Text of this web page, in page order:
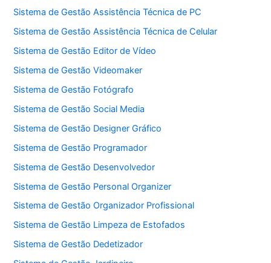
Sistema de Gestão Assistência Técnica de PC
Sistema de Gestão Assistência Técnica de Celular
Sistema de Gestão Editor de Vídeo
Sistema de Gestão Videomaker
Sistema de Gestão Fotógrafo
Sistema de Gestão Social Media
Sistema de Gestão Designer Gráfico
Sistema de Gestão Programador
Sistema de Gestão Desenvolvedor
Sistema de Gestão Personal Organizer
Sistema de Gestão Organizador Profissional
Sistema de Gestão Limpeza de Estofados
Sistema de Gestão Dedetizador